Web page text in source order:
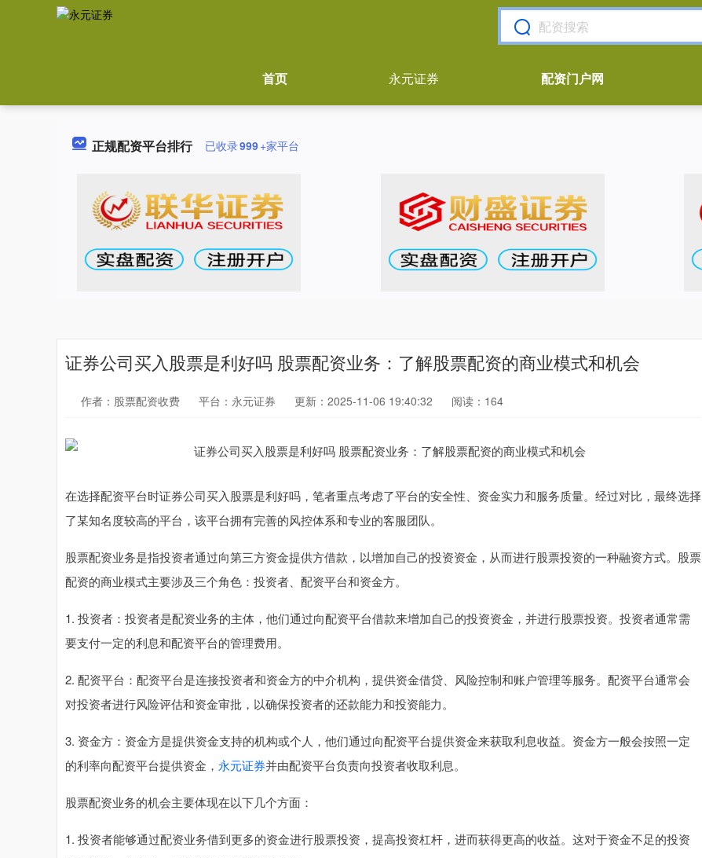
首页 永元证券 配资门户网
正规配资平台排行 已收录999+家平台
证券公司买入股票是利好吗 股票配资业务：了解股票配资的商业模式和机会
作者：股票配资收费 平台：永元证券 更新：2025-11-06 19:40:32 阅读：164
在选择配资平台时证券公司买入股票是利好吗，笔者重点考虑了平台的安全性、资金实力和服务质量。经过对比，最终选择
了某知名度较高的平台，该平台拥有完善的风控体系和专业的客服团队。
股票配资业务是指投资者通过向第三方资金提供方借款，以增加自己的投资资金，从而进行股票投资的一种融资方式。股票
配资的商业模式主要涉及三个角色：投资者、配资平台和资金方。
1. 投资者：投资者是配资业务的主体，他们通过向配资平台借款来增加自己的投资资金，并进行股票投资。投资者通常需
要支付一定的利息和配资平台的管理费用。
2. 配资平台：配资平台是连接投资者和资金方的中介机构，提供资金借贷、风险控制和账户管理等服务。配资平台通常会
对投资者进行风险评估和资金审批，以确保投资者的还款能力和投资能力。
3. 资金方：资金方是提供资金支持的机构或个人，他们通过向配资平台提供资金来获取利息收益。资金方一般会按照一定
的利率向配资平台提供资金， 永元证券并由配资平台负责向投资者收取利息。
股票配资业务的机会主要体现在以下几个方面：
1. 投资者能够通过配资业务借到更多的资金进行股票投资，提高投资杠杆，进而获得更高的收益。这对于资金不足的投资